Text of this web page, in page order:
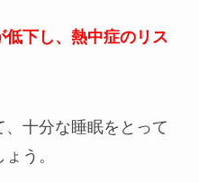
下し、熱中症のリス
十分な睡眠をとって
う。